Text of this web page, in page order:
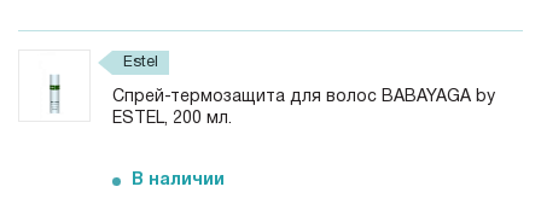
Estel
Спрей-термозащита для волос BABAYAGA by
ESTEL, 200 мл.
В наличии